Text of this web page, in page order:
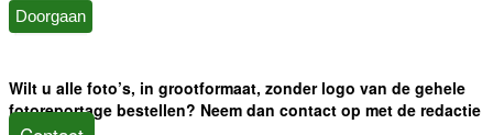
Wilt u alle foto’s, in grootformaat, zonder logo van de gehele
fotoreportage bestellen? Neem dan contact op met de redactie